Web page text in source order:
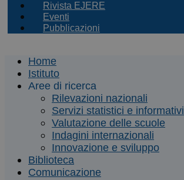
Rivista EJERE
Eventi
Pubblicazioni
Home
Istituto
Aree di ricerca
Rilevazioni nazionali
Servizi statistici e informativi
Valutazione delle scuole
Indagini internazionali
Innovazione e sviluppo
Biblioteca
Comunicazione